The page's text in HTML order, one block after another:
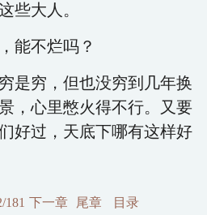
些大人。
能不烂吗？
是穷，但也没穷到几年换
，心里憋火得不行。又要
好过，天底下哪有这样好
181 下一章 尾章 目录